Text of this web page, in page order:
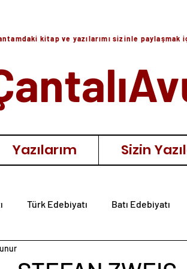
kitap ve yazılarımı sizinle paylaşmak
Yazılarım Sizin
Türk Edebiyatı Batı Edebiyatı